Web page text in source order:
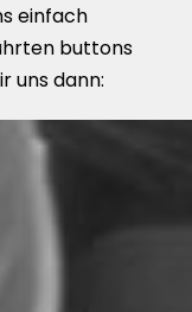
einfach
buttons
uns dann: